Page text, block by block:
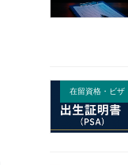
在留資格・ビザ